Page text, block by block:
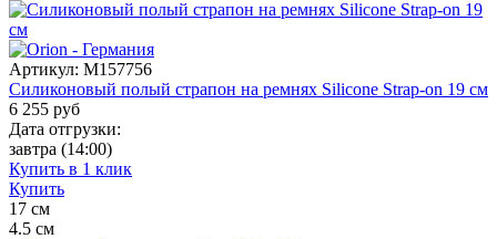
Артикул: M157756
Силиконовый полый страпон на ремнях Silicone Strap-on 19 см
6 255 руб
Дата отгрузки:
завтра (14:00)
Купить в 1 клик
Купить
17 см
4.5 см